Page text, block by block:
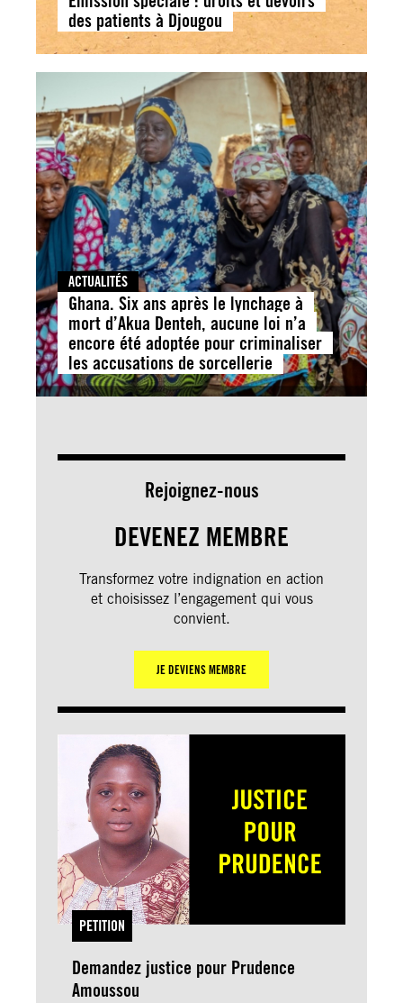
des patients à Djougou
ACTUALITÉS
Ghana. Six ans après le lynchage à
mort d’Akua Denteh, aucune loi n’a
encore été adoptée pour criminaliser
les accusations de sorcellerie
Rejoignez-nous
DEVENEZ MEMBRE
Transformez votre indignation en action
et choisissez l’engagement qui vous
convient.
JE DEVIENS MEMBRE
PETITION
Demandez justice pour Prudence
Amoussou